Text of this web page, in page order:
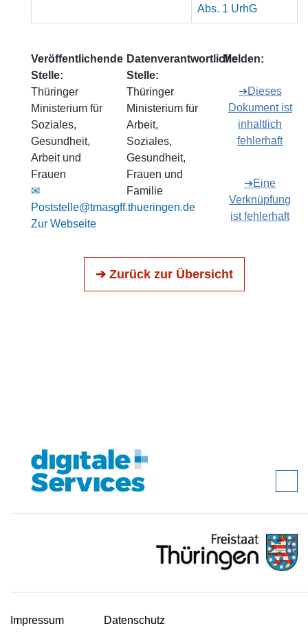
Abs. 1 UrhG
Veröffentlichende
Stelle:
Thüringer
Ministerium für
Soziales,
Gesundheit,
Arbeit und
Frauen
✉
Poststelle@tmasgff.thueringen.de
Zur Webseite
Datenverantwortliche
Stelle:
Thüringer
Ministerium für
Arbeit,
Soziales,
Gesundheit,
Frauen und
Familie
Melden:
➔Dieses
Dokument ist
inhaltlich
fehlerhaft
➔Eine
Verknüpfung
ist fehlerhaft
➔ Zurück zur Übersicht
Impressum Datenschutz